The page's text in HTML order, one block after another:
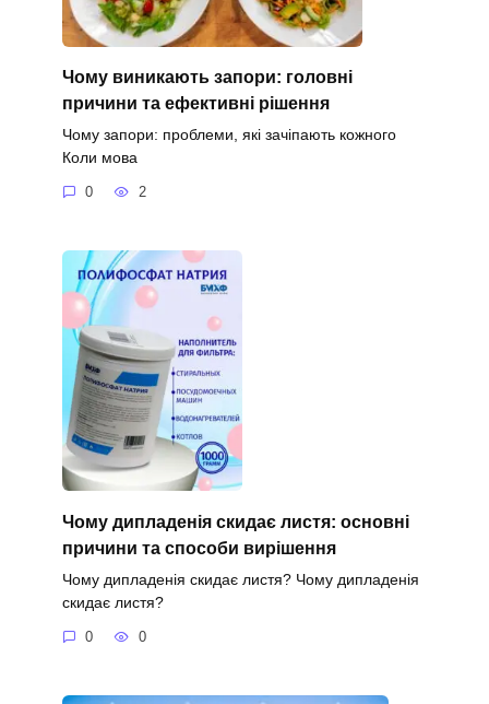
Чому виникають запори: головні
причини та ефективні рішення
Чому запори: проблеми, які зачіпають кожного
Коли мова
0 2
Чому дипладенія скидає листя: основні
причини та способи вирішення
Чому дипладенія скидає листя? Чому дипладенія
скидає листя?
0 0